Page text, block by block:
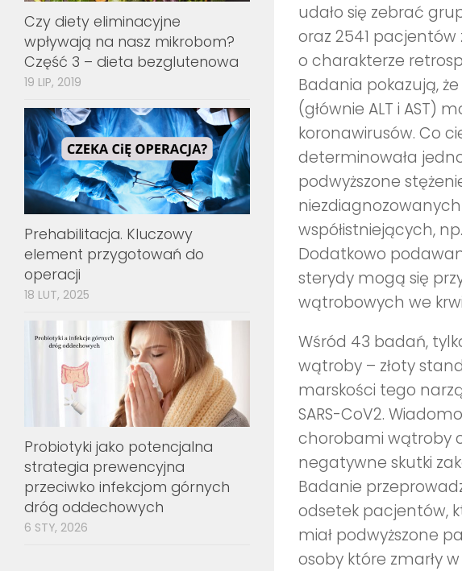
udało się zebrać
oraz 2541 pacjentów
o charakterze
Badania pokazują,
(głównie ALT i AST)
koronawirusów. Co
determinowała
podwyższone
współistniejących,
Dodatkowo
sterydy mogą się
wątrobowych we
Wśród 43 badań,
wątroby – złoty
marskości tego
SARS-CoV2.
chorobami wątroby
negatywne skutki
Badanie
odsetek pacjentów,
miał podwyższone
osoby które zmarły
Czy diety eliminacyjne
wpływają na nasz mikrobom?
Część 3 – dieta bezglutenowa
19 LIP, 2019
Prehabilitacja. Kluczowy
element przygotowań do
operacji
18 LUT, 2025
Probiotyki jako potencjalna
strategia prewencyjna
przeciwko infekcjom górnych
dróg oddechowych
6 STY, 2026